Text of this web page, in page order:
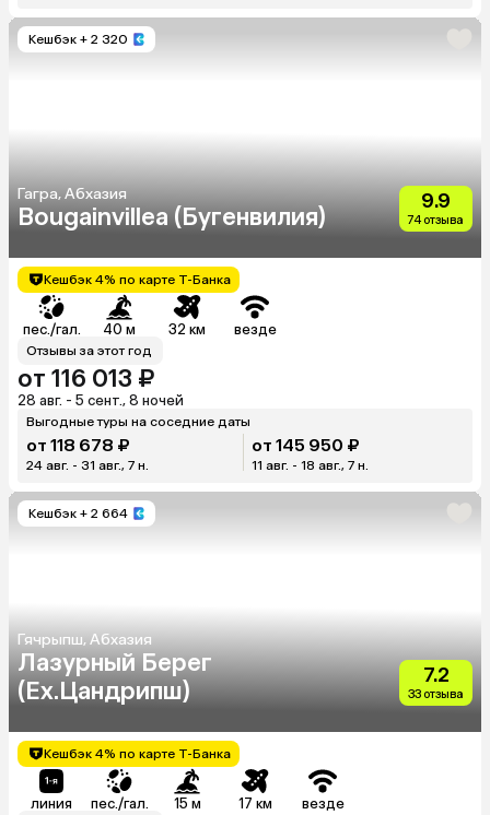
Кешбэк + 2 320
Гагра, Абхазия
Bougainvillea (Бугенвилия)
9.9
74 отзыва
Кешбэк 4% по карте Т-Банка
пес./гал. 40 м 32 км везде
Отзывы за этот год
от 116 013 ₽
28 авг. - 5 сент., 8 ночей
Выгодные туры на соседние даты
от 118 678 ₽
24 авг. - 31 авг., 7 н.
от 145 950 ₽
11 авг. - 18 авг., 7 н.
Кешбэк + 2 664
Гячрыпш, Абхазия
Лазурный Берег
(Ex.Цандрипш)
7.2
33 отзыва
Кешбэк 4% по карте Т-Банка
линия пес./гал. 15 м 17 км везде